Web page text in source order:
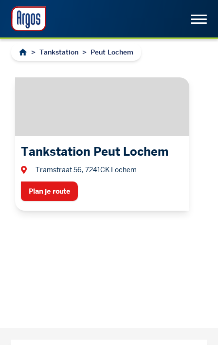
> Tankstation > Peut Lochem
Tankstation Peut Lochem
Tramstraat 56, 7241CK Lochem
Plan je route